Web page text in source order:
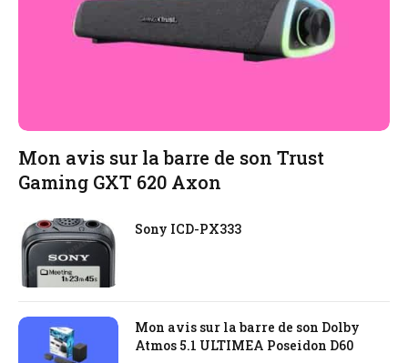
Mon avis sur la barre de son Trust
Gaming GXT 620 Axon
Sony ICD-PX333
Mon avis sur la barre de son Dolby
Atmos 5.1 ULTIMEA Poseidon D60